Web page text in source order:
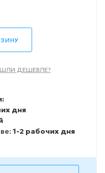
ДЕШЕВЛЕ?
дня
1-2 рабочих дня